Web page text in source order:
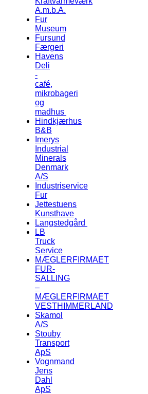
A.m.b.A.
Fur
Museum
Fursund
Færgeri
Havens
Deli
-
café,
mikrobageri
og
madhus
Hindkjærhus
B&B
Imerys
Industrial
Minerals
Denmark
A/S
Industriservice
Fur
Jettestuens
Kunsthave
Langstedgård
LB
Truck
Service
MÆGLERFIRMAET
FUR-
SALLING
–
MÆGLERFIRMAET
VESTHIMMERLAND
Skamol
A/S
Stouby
Transport
ApS
Vognmand
Jens
Dahl
ApS